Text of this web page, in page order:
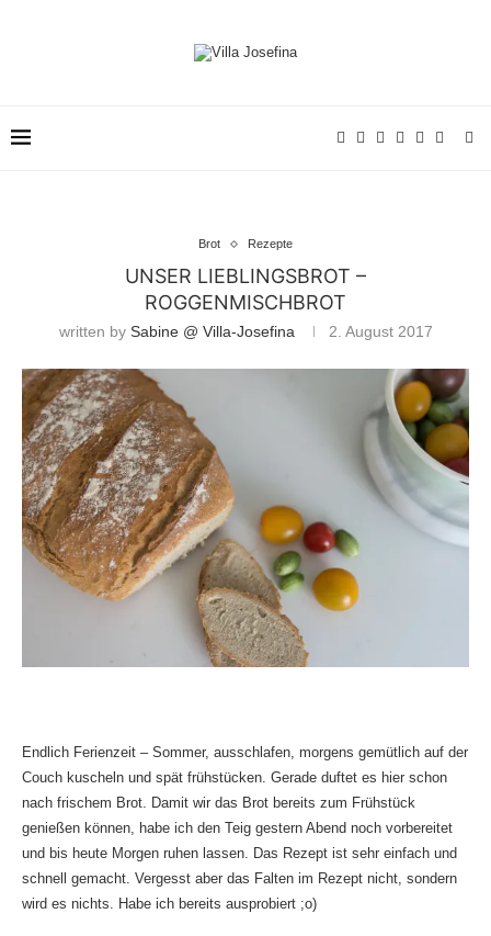
Brot Rezepte
UNSER LIEBLINGSBROT –
ROGGENMISCHBROT
written by Sabine @ Villa-Josefina 2. August 2017
Endlich Ferienzeit – Sommer, ausschlafen, morgens gemütlich auf der
Couch kuscheln und spät frühstücken. Gerade duftet es hier schon
nach frischem Brot. Damit wir das Brot bereits zum Frühstück
genießen können, habe ich den Teig gestern Abend noch vorbereitet
und bis heute Morgen ruhen lassen. Das Rezept ist sehr einfach und
schnell gemacht. Vergesst aber das Falten im Rezept nicht, sondern
wird es nichts. Habe ich bereits ausprobiert ;o)